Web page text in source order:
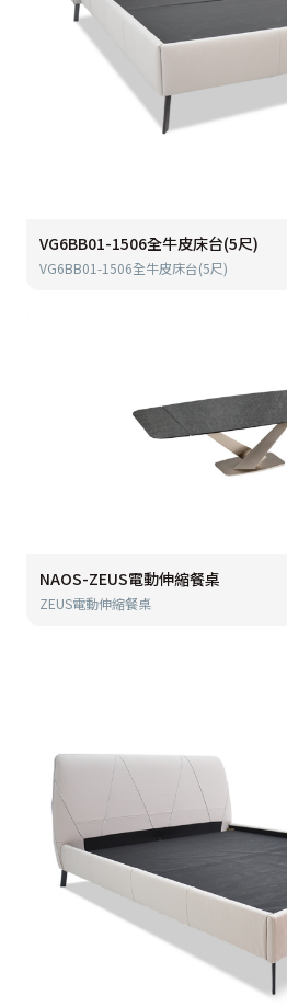
VG6BB01-1506全牛皮床台(5尺)
VG6BB01-1506全牛皮床台(5尺)
NAOS-ZEUS電動伸縮餐桌
ZEUS電動伸縮餐桌